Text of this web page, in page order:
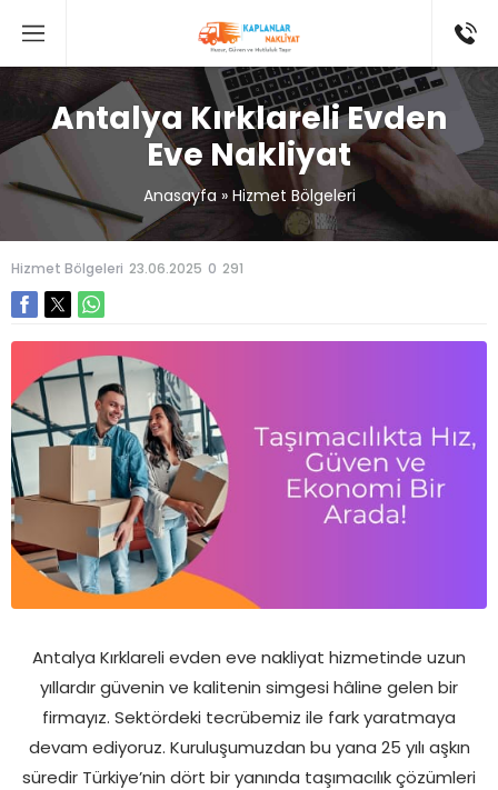
Antalya Kırklareli Evden
Eve Nakliyat
Anasayfa» Hizmet Bölgeleri
Hizmet Bölgeleri 23.06.2025 0 291
Antalya Kırklareli evden eve nakliyat hizmetinde uzun
yıllardır güvenin ve kalitenin simgesi hâline gelen bir
firmayız. Sektördeki tecrübemiz ile fark yaratmaya
devam ediyoruz. Kuruluşumuzdan bu yana 25 yılı aşkın
süredir Türkiye’nin dört bir yanında taşımacılık çözümleri